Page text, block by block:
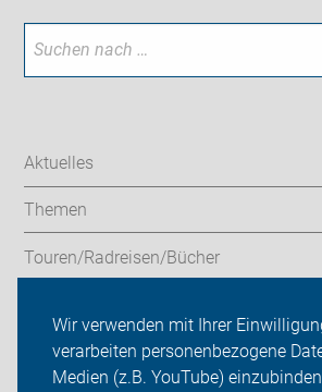
Wir verwenden mit Ihrer
verarbeiten personenbezogene
Medien (z.B. YouTube)
Aktuelles
Themen
Touren/Radreisen/Bücher
ADFC Leverkusen